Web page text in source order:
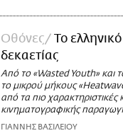
Οθόνες
To
δεκαετίας
Από το «Wasted Youth» και
το μικρού μήκους
από τα πιο χαρακτηριστικές
κινηματογραφικής
ΓΙΑΝΝΗΣ ΒΑΣΙΛΕΙΟΥ